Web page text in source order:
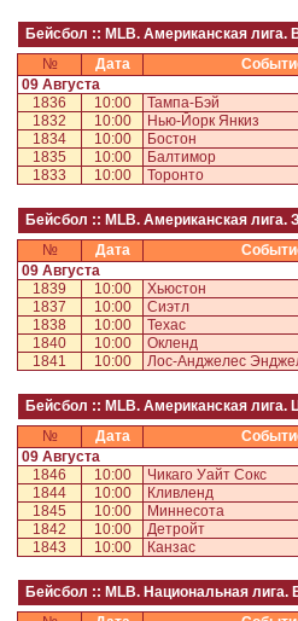
Бейсбол :: MLB. Американская
№
Дата
09 Августа
1836
10:00 Тампа-Бэй
1832
10:00 Нью-Йорк Янкиз
1834
10:00 Бостон
1835
10:00 Балтимор
1833
10:00 Торонто
Бейсбол :: MLB. Американская
№
Дата
09 Августа
1839
10:00 Хьюстон
1837
10:00 Сиэтл
1838
10:00 Техас
1840
10:00 Окленд
1841
10:00 Лос-Анджелес
Бейсбол :: MLB. Американская
№
Дата
09 Августа
1846
10:00 Чикаго Уайт Сокс
1844
10:00 Кливленд
1845
10:00 Миннесота
1842
10:00 Детройт
1843
10:00 Канзас
Бейсбол :: MLB. Национальная